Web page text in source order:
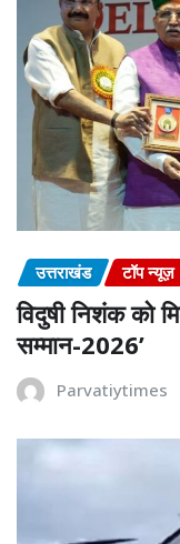
उत्तराखंड टॉप न्यूज़
विदुषी निशंक को
सम्मान-2026’
Parvatiytimes